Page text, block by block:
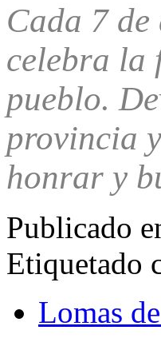
Cada 7
celebra la
pueblo.
provincia
honrar y
Publicado
Etiquetado
Lomas